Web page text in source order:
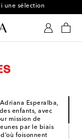
une sélection
Esperalba,
enfants, avec
mission de
par le biais
foisonnent